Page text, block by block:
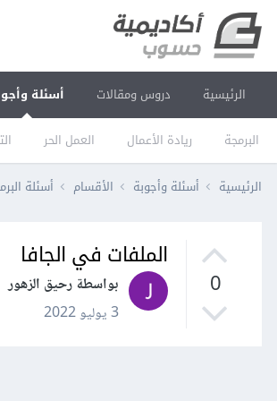
الرئيسية دروس ومقالات أسئلة
البرمجة ريادة الأعمال العمل الحر
الرئيسية أسئلة وأجوبة الأقسام أسئلة
0
الملفات في الجافا
بواسطة رحيق الزهور
3 يوليو 2022